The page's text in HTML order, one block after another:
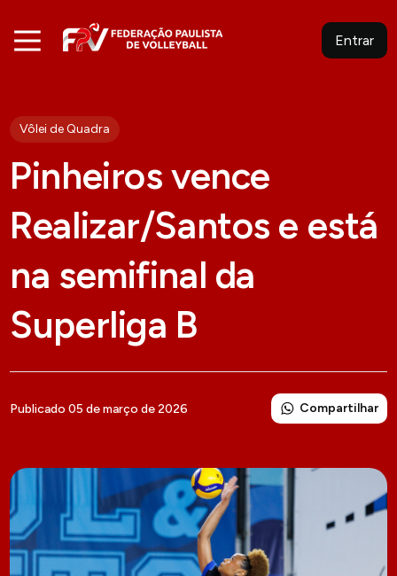
Entrar
Vôlei de Quadra
Pinheiros vence
Realizar/Santos e está
na semifinal da
Superliga B
Publicado 05 de março de 2026 Compartilhar